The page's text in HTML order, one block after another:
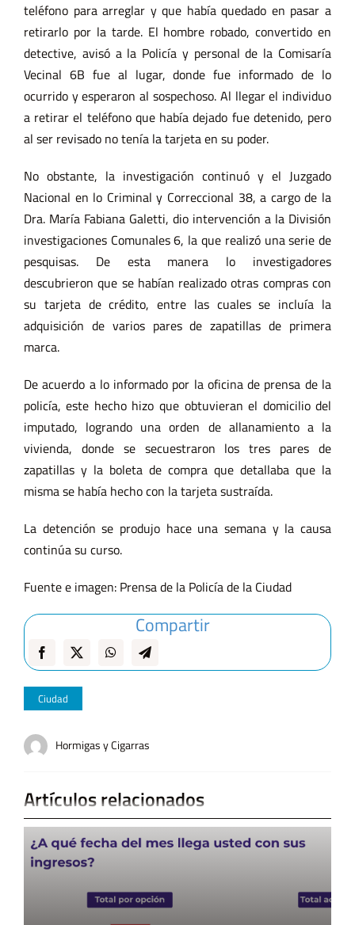
teléfono para arreglar y que había quedado en pasar a
retirarlo por la tarde. El hombre robado, convertido en
detective, avisó a la Policía y personal de la Comisaría
Vecinal 6B fue al lugar, donde fue informado de lo
ocurrido y esperaron al sospechoso. Al llegar el individuo
a retirar el teléfono que había dejado fue detenido, pero
al ser revisado no tenía la tarjeta en su poder.
No obstante, la investigación continuó y el Juzgado
Nacional en lo Criminal y Correccional 38, a cargo de la
Dra. María Fabiana Galetti, dio intervención a la División
investigaciones Comunales 6, la que realizó una serie de
pesquisas. De esta manera lo investigadores
descubrieron que se habían realizado otras compras con
su tarjeta de crédito, entre las cuales se incluía la
adquisición de varios pares de zapatillas de primera
marca.
De acuerdo a lo informado por la oficina de prensa de la
policía, este hecho hizo que obtuvieran el domicilio del
imputado, logrando una orden de allanamiento a la
vivienda, donde se secuestraron los tres pares de
zapatillas y la boleta de compra que detallaba que la
misma se había hecho con la tarjeta sustraída.
La detención se produjo hace una semana y la causa
continúa su curso.
Fuente e imagen: Prensa de la Policía de la Ciudad
Compartir
Ciudad
Hormigas y Cigarras
Artículos relacionados